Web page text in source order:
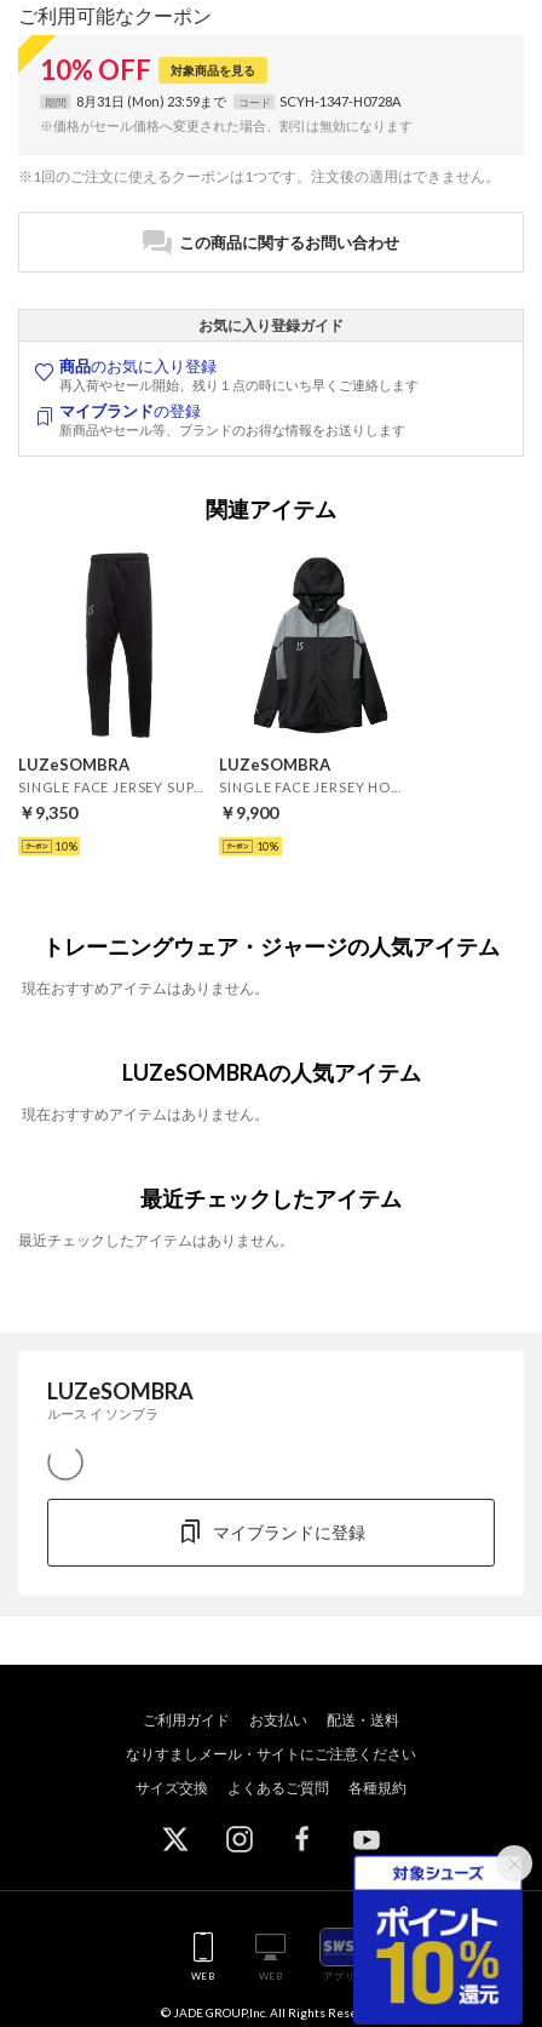
ご利用可能なクーポン
10% OFF 対象商品を見る
期間 8月31日 (Mon) 23:59まで コード
SCYH-1347-H0728A
※価格がセール価格へ変更された場合、割引は無効になります
※1回のご注文に使えるクーポンは1つです。注文後の適用はできません。
この商品に関するお問い合わせ
お気に入り登録ガイド
商品のお気に入り登録
再入荷やセール開始、残り１点の時にいち早くご連絡します
マイブランドの登録
新商品やセール等、ブランドのお得な情報をお送りします
関連アイテム
LUZeSOMBRA
￥9,350
10
LUZeSOMBRA
￥9,900
10
トレーニングウェア・ジャージの人気アイテム
現在おすすめアイテムはありません。
LUZeSOMBRAの人気アイテム
現在おすすめアイテムはありません。
最近チェックしたアイテム
最近チェックしたアイテムはありません。
LUZeSOMBRA
ルース イ ソンブラ
マイブランドに登録
ご利用ガイド お支払い
配送・送料
なりすましメール・サイトにご注意ください
サイズ交換
よくあるご質問 各種規約
WEB WEB アプリ
© JADE GROUP,Inc. All Rights Reserved